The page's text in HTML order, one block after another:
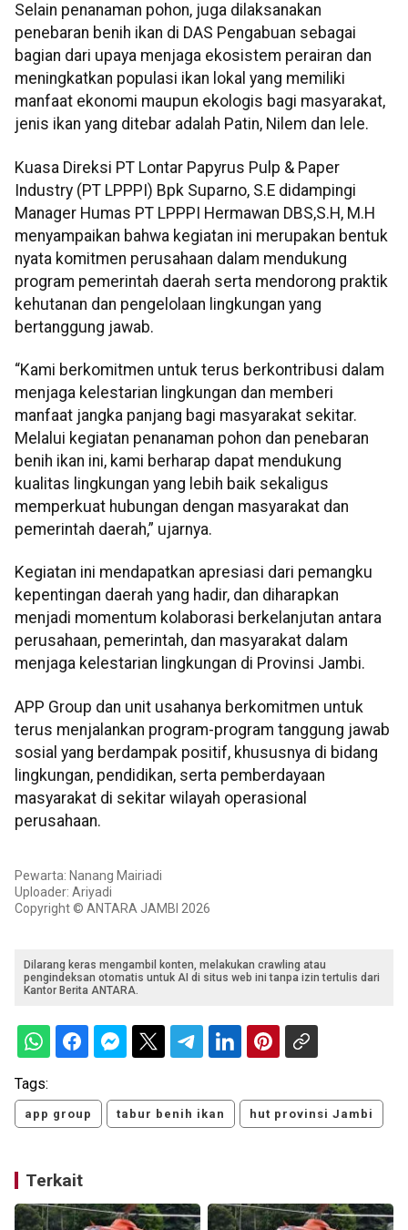
Selain penanaman pohon, juga dilaksanakan
penebaran benih ikan di DAS Pengabuan sebagai
bagian dari upaya menjaga ekosistem perairan dan
meningkatkan populasi ikan lokal yang memiliki
manfaat ekonomi maupun ekologis bagi masyarakat,
jenis ikan yang ditebar adalah Patin, Nilem dan lele.
Kuasa Direksi PT Lontar Papyrus Pulp & Paper
Industry (PT LPPPI) Bpk Suparno, S.E didampingi
Manager Humas PT LPPPI Hermawan DBS,S.H, M.H
menyampaikan bahwa kegiatan ini merupakan bentuk
nyata komitmen perusahaan dalam mendukung
program pemerintah daerah serta mendorong praktik
kehutanan dan pengelolaan lingkungan yang
bertanggung jawab.
“Kami berkomitmen untuk terus berkontribusi dalam
menjaga kelestarian lingkungan dan memberi
manfaat jangka panjang bagi masyarakat sekitar.
Melalui kegiatan penanaman pohon dan penebaran
benih ikan ini, kami berharap dapat mendukung
kualitas lingkungan yang lebih baik sekaligus
memperkuat hubungan dengan masyarakat dan
pemerintah daerah,” ujarnya.
Kegiatan ini mendapatkan apresiasi dari pemangku
kepentingan daerah yang hadir, dan diharapkan
menjadi momentum kolaborasi berkelanjutan antara
perusahaan, pemerintah, dan masyarakat dalam
menjaga kelestarian lingkungan di Provinsi Jambi.
APP Group dan unit usahanya berkomitmen untuk
terus menjalankan program-program tanggung jawab
sosial yang berdampak positif, khususnya di bidang
lingkungan, pendidikan, serta pemberdayaan
masyarakat di sekitar wilayah operasional
perusahaan.
Pewarta: Nanang Mairiadi
Uploader: Ariyadi
Copyright © ANTARA JAMBI 2026
Dilarang keras mengambil konten, melakukan crawling atau
pengindeksan otomatis untuk AI di situs web ini tanpa izin tertulis dari
Kantor Berita ANTARA.
Tags:
app group tabur benih ikan hut provinsi Jambi
Terkait